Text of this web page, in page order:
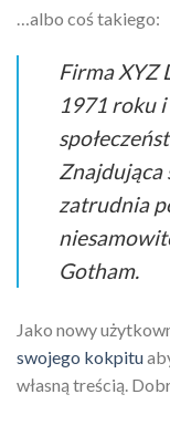
…albo coś takiego:
Firma XYZ
1971 roku
Znajdująca
zatrudnia
Gotham.
Jako nowy
swojego kokpitu
własną treścią.